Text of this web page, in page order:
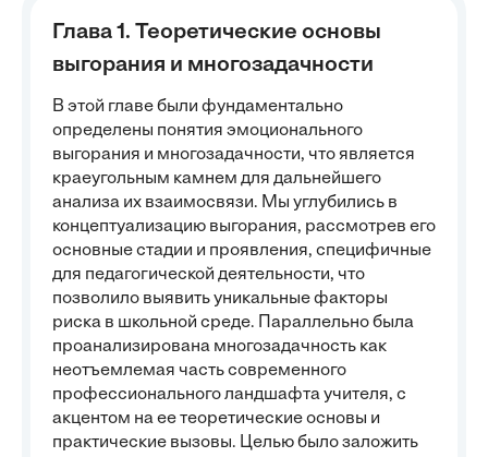
Глава 1. Теоретические основы
выгорания и многозадачности
В этой главе были фундаментально
определены понятия эмоционального
выгорания и многозадачности, что является
краеугольным камнем для дальнейшего
анализа их взаимосвязи. Мы углубились в
концептуализацию выгорания, рассмотрев его
основные стадии и проявления, специфичные
для педагогической деятельности, что
позволило выявить уникальные факторы
риска в школьной среде. Параллельно была
проанализирована многозадачность как
неотъемлемая часть современного
профессионального ландшафта учителя, с
акцентом на ее теоретические основы и
практические вызовы. Целью было заложить